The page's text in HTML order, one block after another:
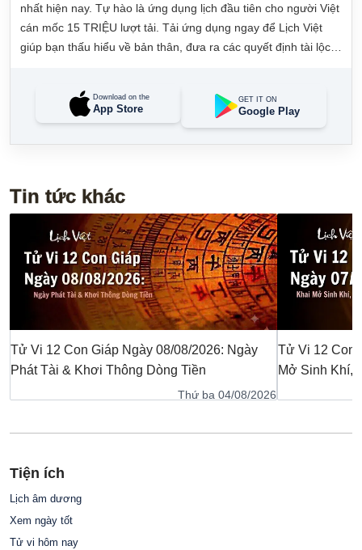
nhất hiện nay. Tự hào là ứng dụng lịch đầu tiên cho người Việt
cán mốc 15 TRIỆU lượt tải. Tải ứng dụng ngay để Lịch Việt
giúp bạn thấu hiểu về bản thân, đưa ra các quyết định tài lộc,
Download on the
App Store
GET IT ON
Google Play
Tin tức khác
Tử Vi 12 Con Giáp Ngày 08/08/2026: Ngày
Phát Tài & Khơi Thông Dòng Tiền
Thứ ba 04/08/2026
Tử Vi 12 Con
Mở Sinh Khí,
Tiện ích
Lịch âm dương
Xem ngày tốt
Tử vi hôm nay